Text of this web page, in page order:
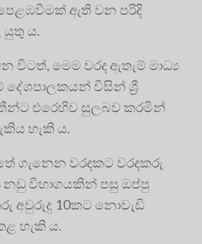
ඇති වන පරිදි
යුතු ය.
මෙම වරද ඇතැම් මාධ්‍ය
විසින් ශ්‍රී
එරෙහිව සුලබව කරමින්
හැකි ය.
ගැනෙන වරදකට වරදකරු
විභාගයකින් පසු ඔප්පු
අවුරුදු 10කට නොවැඩි
හැකි ය.